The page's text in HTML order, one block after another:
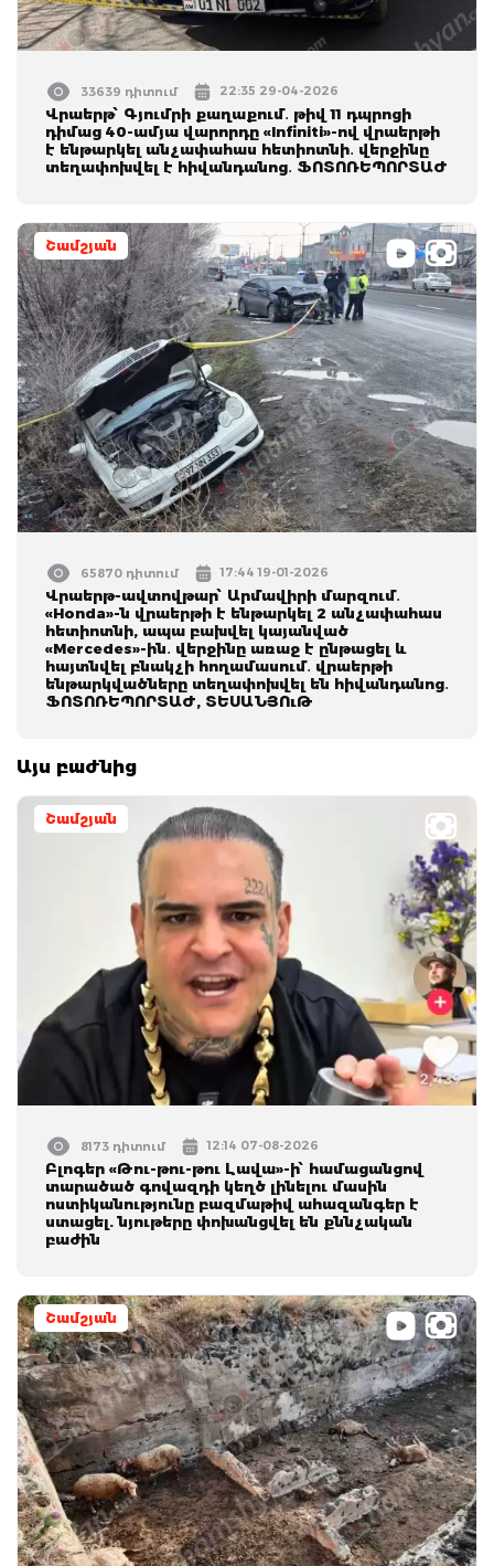
33639 դիտում 22:35 29-04-2026
Վրաերթ՝ Գյումրի քաղաքում․ թիվ 11 դպրոցի
դիմաց 40-ամյա վարորդը «Infiniti»-ով վրաերթի
է ենթարկել անչափահաս հետիոտնի․ վերջինը
տեղափոխվել է հիվանդանոց․ ՖՈՏՈՌԵՊՈՐՏԱԺ
Շամշյան
65870 դիտում 17:44 19-01-2026
Վրաերթ-ավտովթար՝ Արմավիրի մարզում․
«Honda»-ն վրաերթի է ենթարկել 2 անչափահաս
հետիոտնի, ապա բախվել կայանված
«Mercedes»-ին․ վերջինը առաջ է ընթացել և
հայտնվել բնակչի հողամասում․ վրաերթի
ենթարկվածները տեղափոխվել են հիվանդանոց․
ՖՈՏՈՌԵՊՈՐՏԱԺ, ՏԵՍԱՆՅՈւԹ
Այս բաժնից
Շամշյան
8173 դիտում 12:14 07-08-2026
Բլոգեր «Թու-թու-թու Լավա»-ի՝ համացանցով
տարածած գովազդի կեղծ լինելու մասին
ոստիկանությունը բազմաթիվ ահազանգեր է
ստացել. նյութերը փոխանցվել են քննչական
բաժին
Շամշյան